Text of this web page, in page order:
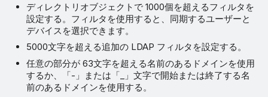
ディレクトリオブジェクトで 1000個を超えるフィルタを
設定する。フィルタを使用すると、同期するユーザーと
デバイスを選択できます。
5000文字を超える追加の LDAP フィルタを設定する。
任意の部分が 63文字を超える名前のあるドメインを使用
するか、「-」または「_」文字で開始または終了する名
前のあるドメインを使用する。